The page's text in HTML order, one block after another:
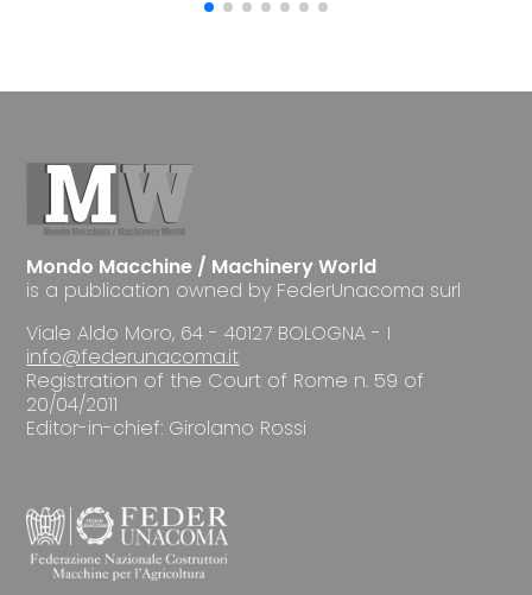
Mondo Macchine / Machinery World
is a publication owned by FederUnacoma surl
Viale Aldo Moro, 64 - 40127 BOLOGNA - I
info@federunacoma.it
Registration of the Court of Rome n. 59 of
20/04/2011
Editor-in-chief: Girolamo Rossi